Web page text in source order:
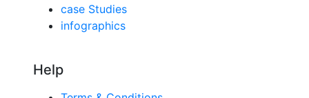
case Studies
infographics
Help